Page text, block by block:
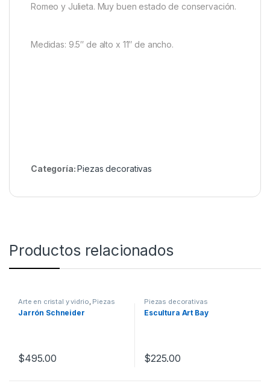
Romeo y Julieta. Muy buen estado de conservación.
Medidas: 9.5″ de alto x 11″ de ancho.
Categoría:Piezas decorativas
Productos relacionados
Arte en cristal y vidrio Piezas
decorativas Cristal
Jarrón Schneider
$495.00
Piezas decorativas
Escultura Art Bay
$225.00